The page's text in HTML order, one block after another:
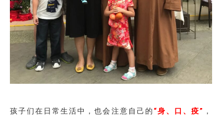
孩子们在日常生活中，也会注意自己的 “身、口、疫” ，